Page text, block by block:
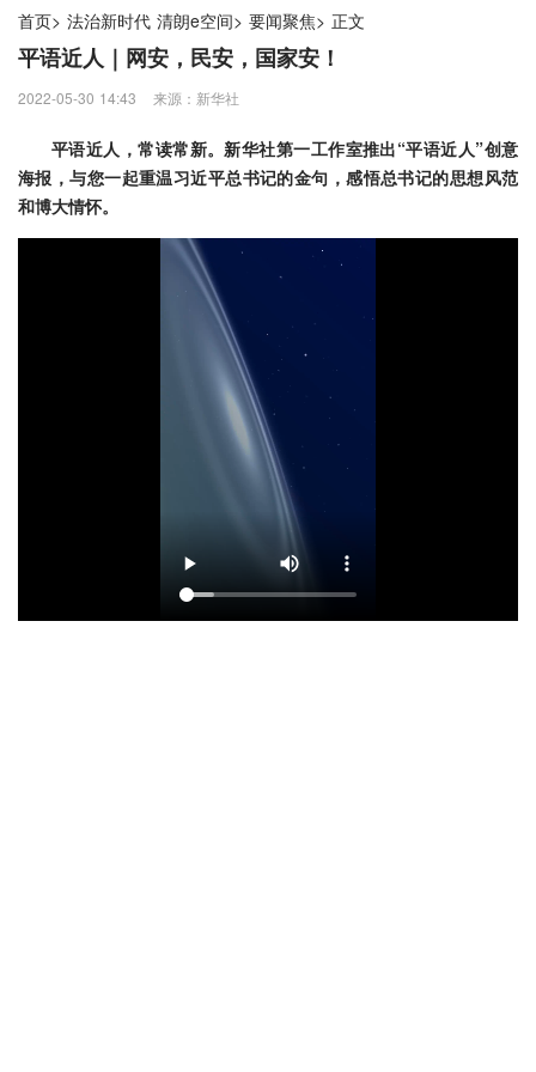
首页> 法治新时代 清朗e空间> 要闻聚焦> 正文
平语近人｜网安，民安，国家安！
2022-05-30 14:43 来源：新华社
平语近人，常读常新。新华社第一工作室推出“平语近人”创意
海报，与您一起重温习近平总书记的金句，感悟总书记的思想风范
和博大情怀。